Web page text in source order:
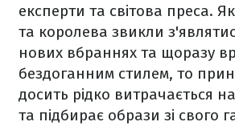
експерти та світова преса.
та королева звикли
нових вбраннях та щоразу
бездоганним стилем, то
досить рідко витрачається
та підбирає образи зі свого